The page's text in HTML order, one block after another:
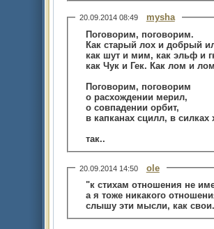
20.09.2014 08:49
mysha
Поговорим, поговорим.
Как старый лох и добрый
как шут и мим, как эльф и
как Чук и Гек. Как лом и
Поговорим, поговорим
о расхождении мерил,
о совпадении орбит,
в капканах сцилл, в силках
так..
20.09.2014 14:50
ole
"к стихам отношения не
а я тоже никакого
слышу эти мысли, как